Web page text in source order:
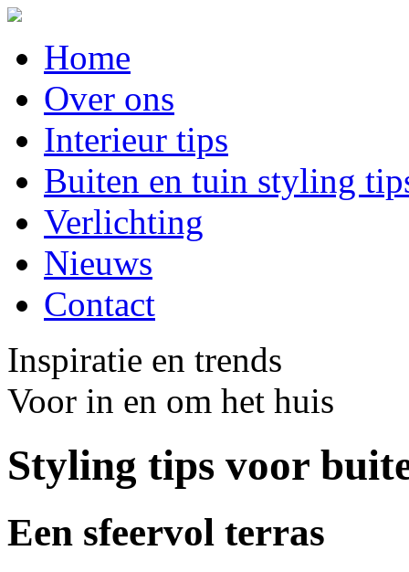
Home
Over ons
Interieur tips
Buiten en tuin styling
Verlichting
Nieuws
Contact
Inspiratie en trends
Voor in en om het huis
Styling tips voor
Een sfeervol terras